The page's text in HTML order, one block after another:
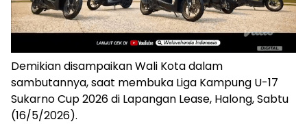
Demikian disampaikan Wali Kota dalam
sambutannya, saat membuka Liga Kampung U-17
Sukarno Cup 2026 di Lapangan Lease, Halong, Sabtu
(16/5/2026).